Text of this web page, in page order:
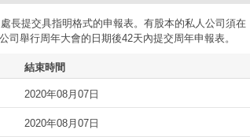
長提交具指明格式的申報表。有股本的私人公司須在
舉行周年大會的日期後42天內提交周年申報表。
結束時間
2020年08月07日
2020年08月07日